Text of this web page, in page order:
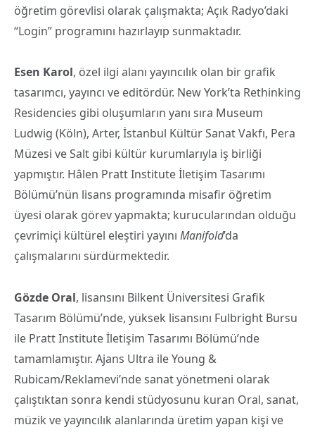
öğretim görevlisi olarak çalışmakta; Açık Radyo’daki
“Login” programını hazırlayıp sunmaktadır.
Esen Karol, özel ilgi alanı yayıncılık olan bir grafik
tasarımcı, yayıncı ve editördür. New York’ta Rethinking
Residencies gibi oluşumların yanı sıra Museum
Ludwig (Köln), Arter, İstanbul Kültür Sanat Vakfı, Pera
Müzesi ve Salt gibi kültür kurumlarıyla iş birliği
yapmıştır. Hâlen Pratt Institute İletişim Tasarımı
Bölümü’nün lisans programında misafir öğretim
üyesi olarak görev yapmakta; kurucularından olduğu
çevrimiçi kültürel eleştiri yayını Manifold’da
çalışmalarını sürdürmektedir.
Gözde Oral, lisansını Bilkent Üniversitesi Grafik
Tasarım Bölümü’nde, yüksek lisansını Fulbright Bursu
ile Pratt Institute İletişim Tasarımı Bölümü’nde
tamamlamıştır. Ajans Ultra ile Young &
Rubicam/Reklamevi’nde sanat yönetmeni olarak
çalıştıktan sonra kendi stüdyosunu kuran Oral, sanat,
müzik ve yayıncılık alanlarında üretim yapan kişi ve